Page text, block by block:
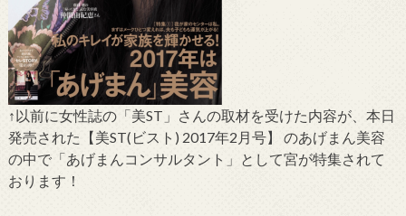
↑以前に女性誌の「美ST」さんの取材を受けた内容が、本日
発売された【美ST(ビスト) 2017年2月号】 のあげまん美容
の中で「あげまんコンサルタント」として宮が特集されて
おります！